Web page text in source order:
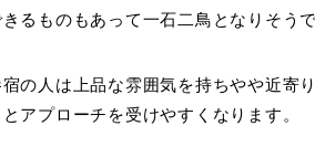
るものもあって一石二鳥となりそうで
の人は上品な雰囲気を持ちやや近寄
アプローチを受けやすくなります。